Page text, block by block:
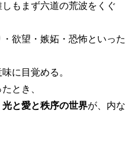
もまず六道の荒波をくぐ
欲望・嫉妬・恐怖といった
に目覚める。
とき、
光と愛と秩序の世界が、内な